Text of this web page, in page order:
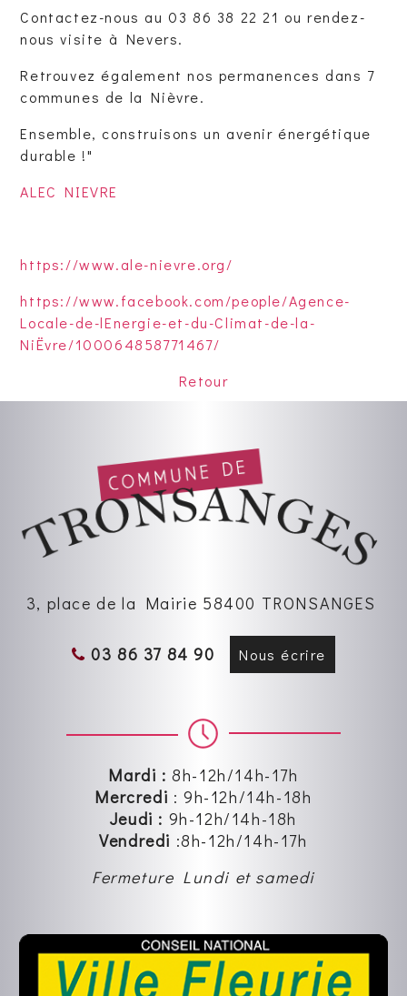
Contactez-nous au 03 86 38 22 21 ou rendez-
nous visite à Nevers.
Retrouvez également nos permanences dans 7
communes de la Nièvre.
Ensemble, construisons un avenir énergétique
durable !"
ALEC NIEVRE
https://www.ale-nievre.org/
https://www.facebook.com/people/Agence-
Locale-de-lEnergie-et-du-Climat-de-la-
NiËvre/100064858771467/
Retour
3, place de la Mairie 58400 TRONSANGES
03 86 37 84 90 Nous écrire
Mardi : 8h-12h/14h-17h
Mercredi :9h-12h/14h-18h
Jeudi : 9h-12h/14h-18h
Vendredi :8h-12h/14h-17h
Fermeture Lundi et samedi